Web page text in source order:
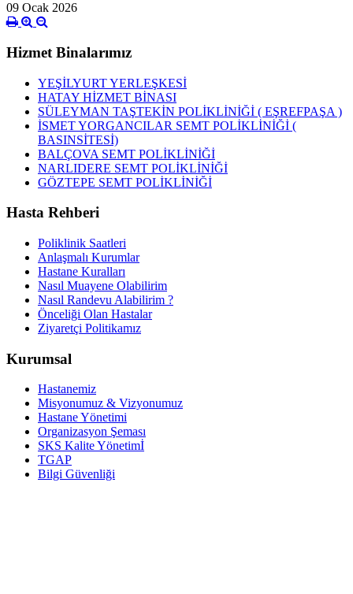
09 Ocak 2026
Hizmet Binalarımız
YEŞİLYURT YERLEŞKESİ
HATAY HİZMET BİNASI
SÜLEYMAN TAŞTEKİN POLİKLİNİĞİ ( EŞREFPAŞA )
İSMET YORGANCILAR SEMT POLİKLİNİĞİ (
BASINSİTESİ)
BALÇOVA SEMT POLİKLİNİĞİ
NARLIDERE SEMT POLİKLİNİĞİ
GÖZTEPE SEMT POLİKLİNİĞİ
Hasta Rehberi
Poliklinik Saatleri
Anlaşmalı Kurumlar
Hastane Kuralları
Nasıl Muayene Olabilirim
Nasıl Randevu Alabilirim ?
Önceliği Olan Hastalar
Ziyaretçi Politikamız
Kurumsal
Hastanemiz
Misyonumuz & Vizyonumuz
Hastane Yönetimi
Organizasyon Şeması
SKS Kalite Yönetimİ
TGAP
Bilgi Güvenliği